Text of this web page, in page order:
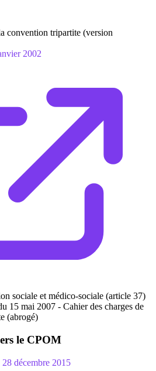
convention tripartite (version
2002
sociale et médico-sociale (article 37)
15 mai 2007 - Cahier des charges de
(abrogé)
le CPOM
décembre 2015